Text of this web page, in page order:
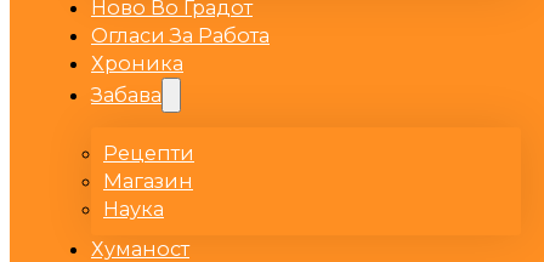
Ново Во Градот
Огласи За Работа
Хроника
Забава
Рецепти
Магазин
Наука
Хуманост